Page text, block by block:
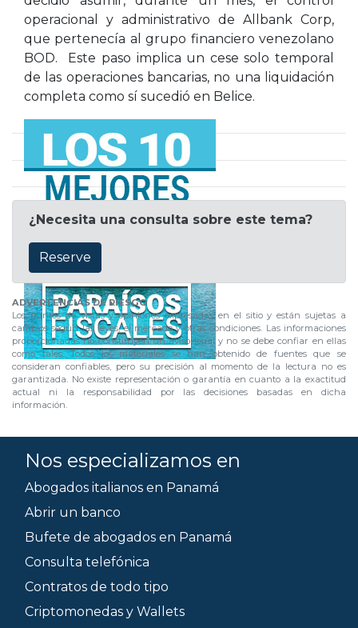
operacional y administrativo de Allbank Corp,
que pertenecía al grupo financiero venezolano
BOD. Este paso implica un cese solo temporal
de las operaciones bancarias, no una liquidación
completa como sí sucedió en Belice.
¿Necesita una consulta sobre este tema?
Reserve
ADVERTENCIAS DE RIESGO
Los puntos de vistas y opiniones expresadas en el sitio y están sujetas a
cambios según las leyes, el mercado y otras condiciones. Las informaciones
proporcionadas no constituyen un aviso legal y no se debe confiar en ellas
como tales. Todos los materiales se han obtenido de fuentes que se
consideran confiables, pero su precisión al momento de la lectura no es
garantizada. No existe representación o garantía en cuanto a la exactitud
actual ni la responsabilidad por las decisiones basadas en dicha
información.
Nos especializamos en
Abogados italianos en Panamá
Abrir un banco
Bufete de abogados en Panamá
Consulta telefónica
Contratos de todo tipo
Criptomonedas y Wallets